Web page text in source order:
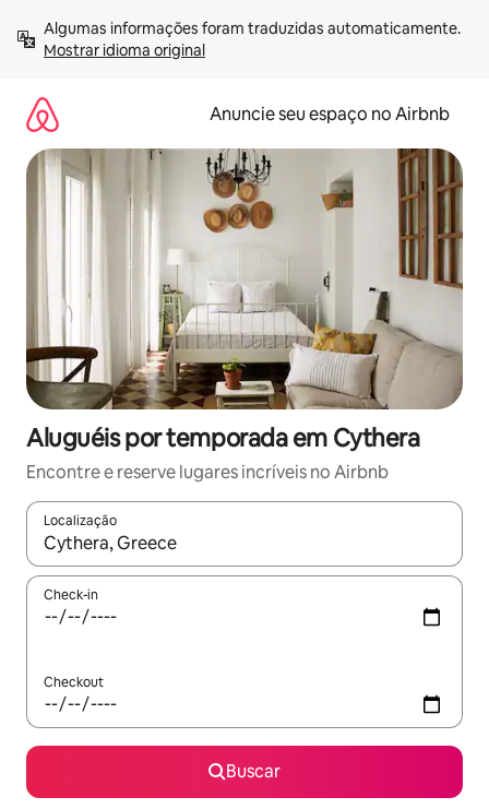
para
Mostrar idioma original
Anuncie seu espaço no Airbnb
Aluguéis por temporada em Cythera
Encontre e reserve lugares incríveis no Airbnb
Localização
Quando os resultados estiverem disponíveis, explore-os
Check-in
Checkout
Buscar